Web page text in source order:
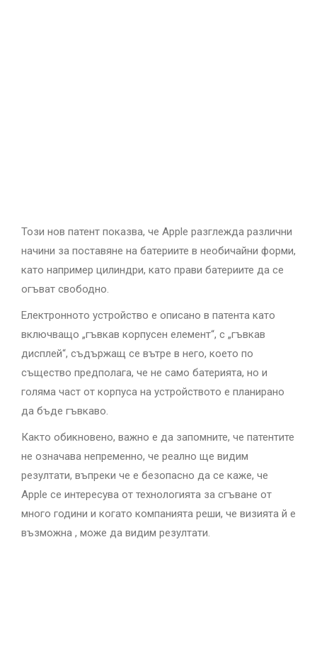
Този нов патент показва, че Apple разглежда различни
начини за поставяне на батериите в необичайни форми,
като например цилиндри, като прави батериите да се
огъват свободно.
Електронното устройство е описано в патента като
включващо „гъвкав корпусен елемент“, с „гъвкав
дисплей“, съдържащ се вътре в него, което по
същество предполага, че не само батерията, но и
голяма част от корпуса на устройството е планирано
да бъде гъвкаво.
Както обикновено, важно е да запомните, че патентите
не означава непременно, че реално ще видим
резултати, въпреки че е безопасно да се каже, че
Apple се интересува от технологията за сгъване от
много години и когато компанията реши, че визията й е
възможна , може да видим резултати.